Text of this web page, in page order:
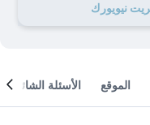
الموقع الأسئلة الشائعة